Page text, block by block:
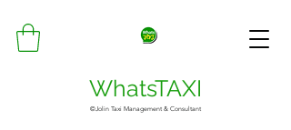
WhatsTAXI
©Jolin Taxi Management & Consultant